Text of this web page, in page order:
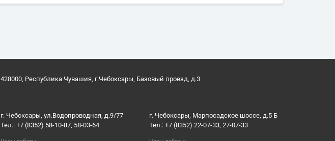
428000, Республика Чувашия, г.Чебоксары, Базовый проезд, д.3
г. Чебоксары, ул.Водопроводная, д.9/77
Тел.: +7 (8352) 58-10-87, 58-03-64
г. Чебоксары, Марпосадское шоссе, д.5 Б
Тел.: +7 (8352) 22-07-33, 27-07-33